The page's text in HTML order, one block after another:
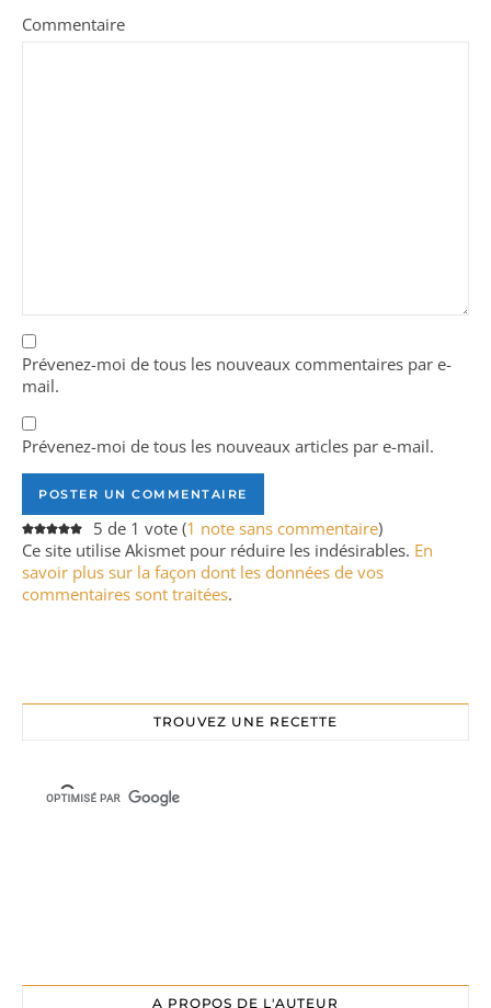
Commentaire
Prévenez-moi de tous les nouveaux commentaires par e-
mail.
Prévenez-moi de tous les nouveaux articles par e-mail.
5 de 1 vote (1 note sans commentaire)
Ce site utilise Akismet pour réduire les indésirables. En
savoir plus sur la façon dont les données de vos
commentaires sont traitées.
TROUVEZ UNE RECETTE
A PROPOS DE L'AUTEUR